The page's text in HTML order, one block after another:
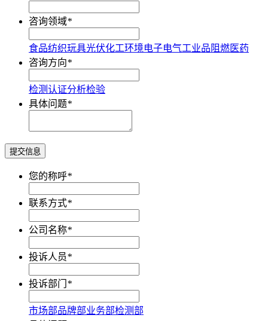
咨询领域*
食品纺织玩具光伏化工环境电子电气工业品 阻燃医药
咨询方向*
检测认证分析检验
具体问题*
提交信息
您的称呼*
联系方式*
公司名称*
投诉人员*
投诉部门 *
市场部品牌部业务部检测部